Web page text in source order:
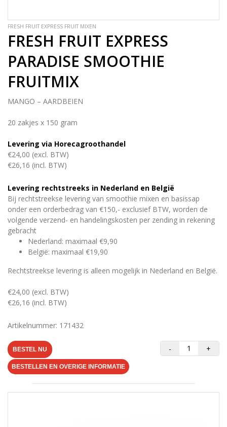
FRESH FRUIT EXPRESS FRUIT MIXEN
FRESH FRUIT EXPRESS
PARADISE SMOOTHIE
FRUITMIX
MANGO – AARDBEIEN
20 zakjes x 150 gram
Levering via Horecagroothandel
€24,00 (excl. BTW)
€26,16 (incl. BTW)
Levering rechtstreeks in Nederland en België
Bij rechtstreekse levering van smoothie mixen en basissap
onder een orderbedrag van €150,- exclusief BTW, worden de
volgende verzend- en handelingskosten per zending in rekening
gebracht
Nederland: maximaal €9,90
België: maximaal €19,90
Rechtstreekse levering is alleen mogelijk in Nederland en België.
€24,00 (excl. BTW)
€26,16 (incl. BTW)
Artikelnummer: 171432
BESTEL NU - +
BESTELLEN EN OVERIGE INFORMATIE